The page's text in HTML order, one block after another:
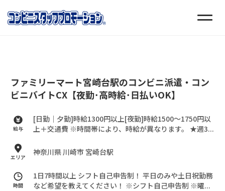
ファミリーマート宮崎台駅のコンビニ派遣・コン
ビニバイトCX【夜勤･高時給･日払いOK】
給与
[日勤｜夕勤]時給1300円以上[夜勤]時給1500～1750円以
上＋交通費 ※時間帯により、時給が異なります。 ★週3...
エリア 神奈川県 川崎市 宮崎台駅
時間
1日7時間以上 シフト自己申告制！ 平日のみや土日祝勤務
など希望を教えてください！ ※シフト自己申告制 ※曜...